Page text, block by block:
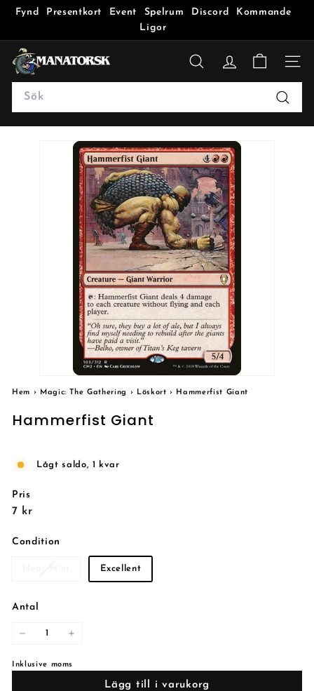
Fynd Presentkort Event Spelrum Discord
Kommande
Ligor
M
a
a
t
SÖK
Search
Sök
Hem › Magic: The Gathering › Löskort › Hammerfist Giant
Hammerfist Giant
Lågt saldo, 1 kvar
Pris
Reguljärt
7 kr7
Condition
Excellent
Antal
Inklusive moms
Lägg till i varukorg